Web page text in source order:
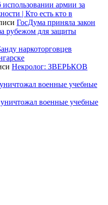
армии за
| Кто есть кто в
ГосДума приняла закон
рубежом для защиты
наркоторговцев
Некролог: ЗВЕРЬКОВ
военные учебные
военные учебные